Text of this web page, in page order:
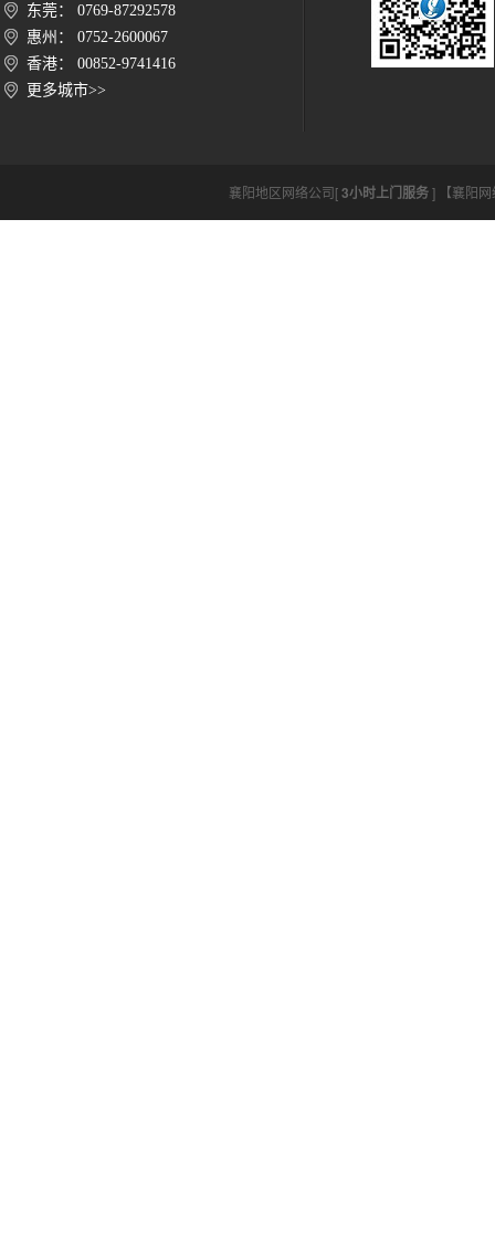
东莞： 0769-87292578
惠州： 0752-2600067
香港： 00852-9741416
更多城市>>
襄阳地区网络公司[3小时上门服务] 【襄阳